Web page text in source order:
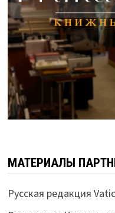
МАТЕРИАЛЫ
Русская редакция